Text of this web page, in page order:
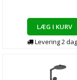
LÆG I KURV
Levering2